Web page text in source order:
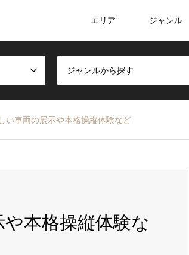
エリア ジャンル
ジャンルから探す
い車両の展示や本格操縦体験など
本格操縦体験な